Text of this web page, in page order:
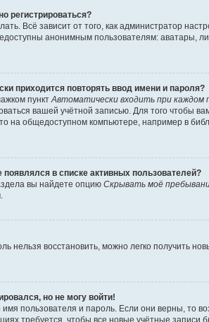
регистрироваться?
Всё зависит от того, как администратор
анонимным пользователям: аватары,
приходится повторять ввод имени и пароля?
пункт Автоматически входить при каждом
вашей учётной записью. Для того чтобы
на общедоступном компьютере, например в
появлялся в списке активных пользователей?
вы найдете опцию Скрывать моё
нельзя восстановить, можно легко получить
но не могу войти!
пользователя и пароль. Если они верны, то
требуется, чтобы все новые учётные